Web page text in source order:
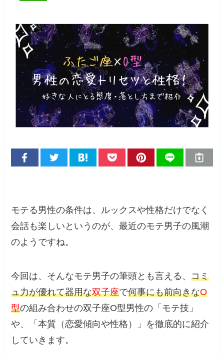
モテる男性の条件は、ルックスや性格だけでなく
会話も楽しいというのが、最近のモテ男子の風潮
のようですね。
今回は、そんなモテ男子の筆頭とも言える、コミ
ュ力が優れて器用な双子座で何事にも前向きなO
型の組み合わせの双子座O型男性の「モテ技」
や、「本質（恋愛傾向や性格）」を徹底的に紹介
していきます。